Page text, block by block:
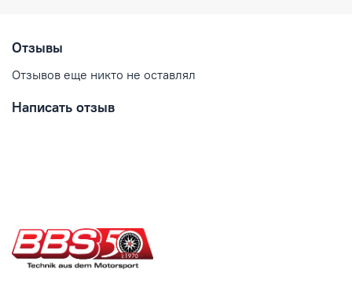
Отзывы
Отзывов еще никто не оставлял
Написать отзыв